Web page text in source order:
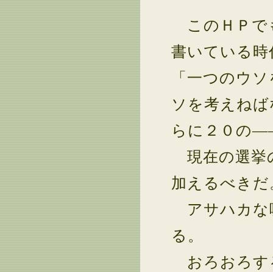
このＨＰで
書いている
「一つのウ
ソを考えね
らに２０の
現在の選挙
加えるべきだ
アサハカな
る。
おろおろす